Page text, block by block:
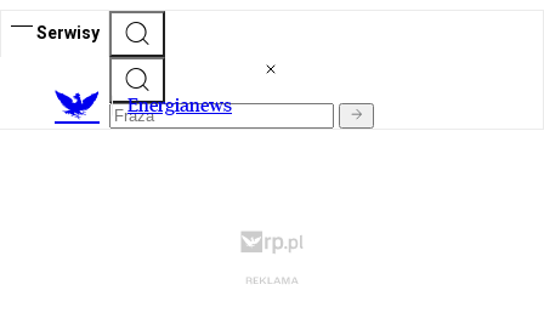
Serwisy
Energianews